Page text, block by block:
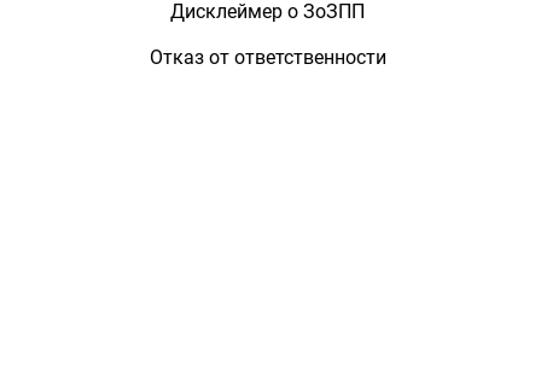
Дисклеймер о ЗоЗПП
Отказ от ответственности